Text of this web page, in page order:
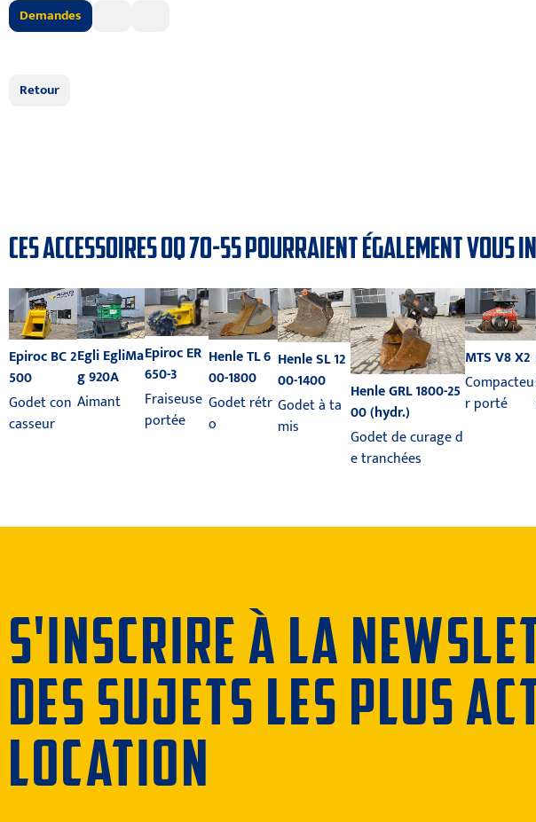
Demandes
Retour
CES ACCESSOIRES OQ 70-55 POURRAIENT ÉGALEMENT VOUS
Epiroc BC 2
500
Godet con
casseur
Egli EgliMa
g 920A
Aimant
Epiroc ER
650-3
Fraiseuse
portée
Henle TL 6
00-1800
Godet rétr
o
Henle SL 12
00-1400
Godet à ta
mis
Henle GRL 1800-25
00 (hydr.)
Godet de curage d
e tranchées
MTS V8 X2
Compacteu
r porté
S'INSCRIRE À LA
DES SUJETS LES PLUS
LOCATION